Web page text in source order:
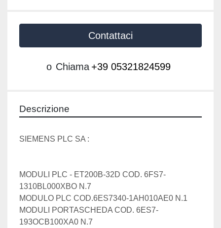
Contattaci
o Chiama +39 05321824599
Descrizione
SIEMENS PLC SA :
MODULI PLC - ET200B-32D COD. 6FS7-
1310BL000XBO N.7
MODULO PLC COD.6ES7340-1AH010AE0 N.1
MODULI PORTASCHEDA COD. 6ES7-
193OCB100XA0 N.7